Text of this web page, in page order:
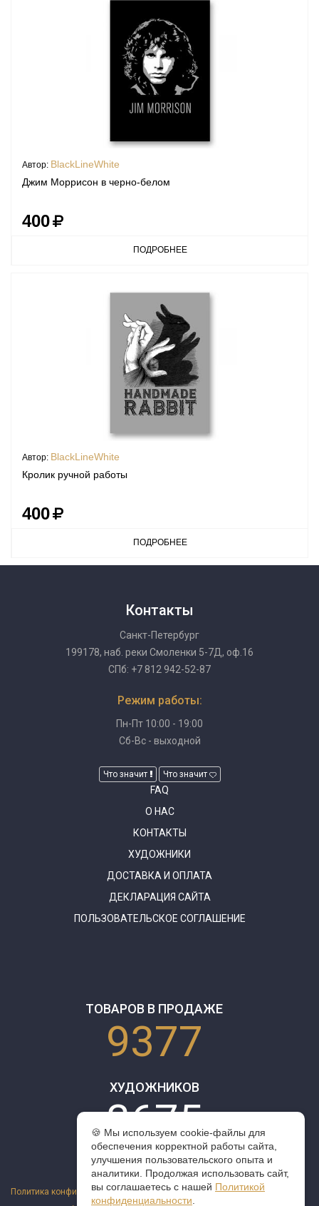
Автор: BlackLineWhite
Джим Моррисон в черно-белом
400
ПОДРОБНЕЕ
Автор: BlackLineWhite
Кролик ручной работы
400
ПОДРОБНЕЕ
Контакты
Санкт-Петербург
199178, наб. реки Смоленки 5-7Д, оф.16
СПб: +7 812 942-52-87
Режим работы:
Пн-Пт 10:00 - 19:00
Сб-Вс - выходной
Что значит Что значит
FAQ
О НАС
КОНТАКТЫ
ХУДОЖНИКИ
ДОСТАВКА И ОПЛАТА
ДЕКЛАРАЦИЯ САЙТА
ПОЛЬЗОВАТЕЛЬСКОЕ СОГЛАШЕНИЕ
ТОВАРОВ В ПРОДАЖЕ
9377
ХУДОЖНИКОВ
3675
🍪 Мы используем cookie-файлы для
обеспечения корректной работы сайта,
улучшения пользовательского опыта и
аналитики. Продолжая использовать сайт,
вы соглашаетесь с нашей Политикой
конфиденциальности
Политика конфиденциальности